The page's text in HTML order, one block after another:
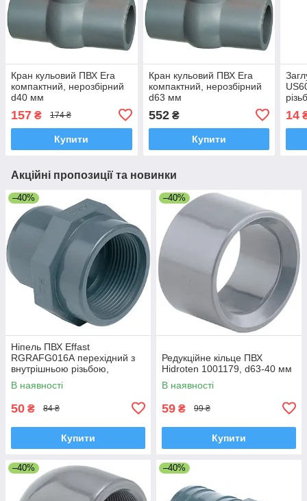
Кран кульовий ПВХ Era
компактний, нерозбірний
d40 мм
157 ₴ 174 ₴
Купити
Кран кульовий ПВХ Era
компактний, нерозбірний
d63 мм
552₴
Купити
14
Акційні пропозиції та новинки
–40%
Ніпель ПВХ Effast
RGRAFG016А перехідний з
внутрішньою різьбою,
d16x3/8"
В наявності
50 ₴ 84 ₴
Купити
–40%
Редукційне кільце ПВХ
Hidroten 1001179, d63-40 мм
В наявності
59 ₴ 99 ₴
Купити
–40% –40%